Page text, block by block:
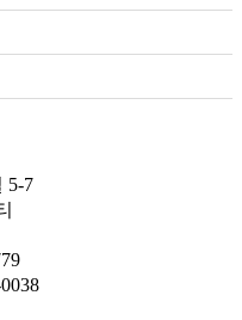
5-7